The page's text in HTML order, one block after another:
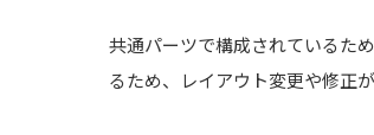
共通パーツで構成されているた
るため、レイアウト変更や修正